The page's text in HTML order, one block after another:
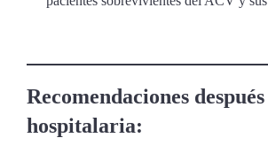
Recomendaciones
hospitalaria: